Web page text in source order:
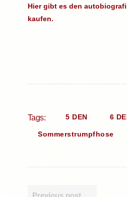
Hier gibt es den
kaufen.
Tags: 5 DEN 6
Sommerstrumpfhose
Previous post